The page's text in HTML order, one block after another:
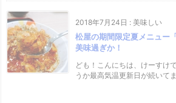
2018年7月24日 : 美味しい
松屋の期間限定夏メニュー
美味過ぎか！
ども！こんにちは、けーすけ
うか最高気温更新日が続いて